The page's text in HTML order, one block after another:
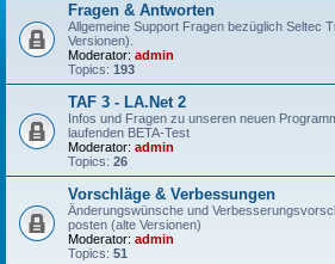
Fragen & Antworten
Allgemeine Support Fragen bezüglich Seltec
Versionen).
Moderator: admin
Topics: 193
TAF 3 - LA.Net 2
Infos und Fragen zu unseren neuen
laufenden BETA-Test
Moderator: admin
Topics: 26
Vorschläge & Verbessungen
Änderungswünsche und
posten (alte Versionen)
Moderator: admin
Topics: 51